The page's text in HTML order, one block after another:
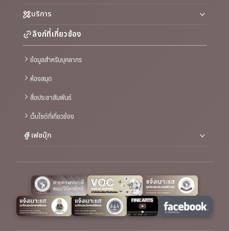
บริการ
ลิงก์ที่เกี่ยวข้อง
ข้อมูลสำหรับบุคลากร
ห้องสมุด
สื่อประชาสัมพันธ์
เว็บไซต์ที่เกี่ยวข้อง
เฟซบุ๊ก